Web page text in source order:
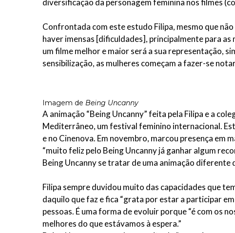
diversificação da personagem feminina nos filmes
Confrontada com este estudo Filipa, mesmo que
haver imensas [dificuldades], principalmente para
um filme melhor e maior será a sua representação,
sensibilização, as mulheres começam a fazer-se
Imagem de Being Uncanny
A animação “Being Uncanny” feita pela Filipa e a
Mediterrâneo, um festival feminino internacional.
e no Cinenova. Em novembro, marcou presença em
“muito feliz pelo Being Uncanny já ganhar algum
Being Uncanny se tratar de uma animação
Filipa sempre duvidou muito das capacidades que
daquilo que faz e fica “grata por estar a participar
pessoas. É uma forma de evoluir porque “é com os
melhores do que estávamos à espera.”